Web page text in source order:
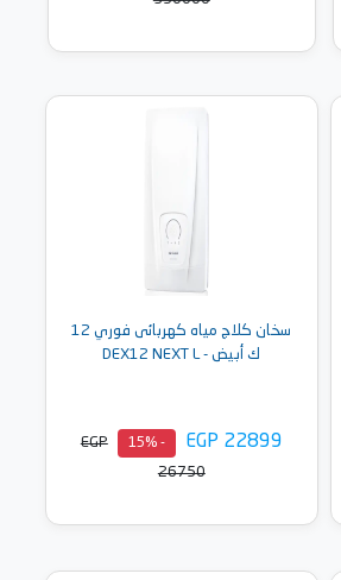
سخان كلاج مياه كهربائى فوري 12
ك أبيض - DEX12 NEXT L
EGP 22899
- 15%
EGP
26750